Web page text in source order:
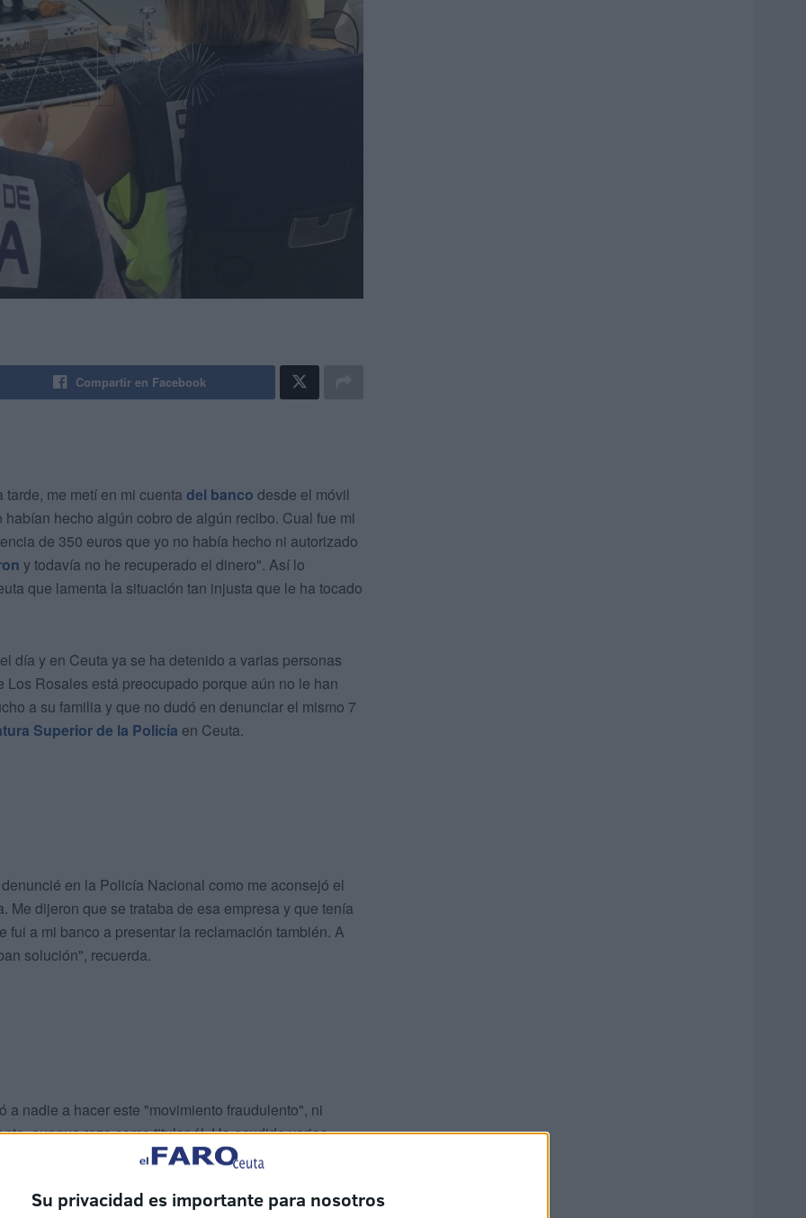
Su privacidad es importante para nosotros
Compartir en Facebook
me metí en mi cuenta del banco desde el móvil
hecho algún cobro de algún recibo. Cual fue mi
de 350 euros que yo no había hecho ni autorizado
y todavía no he recuperado el dinero". Así lo
que lamenta la situación tan injusta que le ha tocado
día y en Ceuta ya se ha detenido a varias personas
Los Rosales está preocupado porque aún no le han
a su familia y que no dudó en denunciar el mismo 7
Superior de la Policía en Ceuta.
en la Policía Nacional como me aconsejó el
Me dijeron que se trataba de esa empresa y que tenía
a mi banco a presentar la reclamación también. A
solución", recuerda.
nadie a hacer este "movimiento fraudulento", ni
aunque reza como titular él. Ha acudido varias
devolverán gracias a que el seguro del banco cubre
he visto ni un solo euro de vuelta".